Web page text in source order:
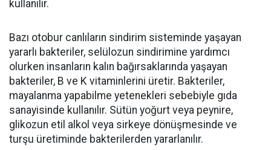
kullanılır.
Bazı otobur canlıların sindirim sisteminde yaşayan
yararlı bakteriler, selülozun sindirimine yardımcı
olurken insanların kalın bağırsaklarında yaşayan
bakteriler, B ve K vitaminlerini üretir. Bakteriler,
mayalanma yapabilme yetenekleri sebebiyle gıda
sanayisinde kullanılır. Sütün yoğurt veya peynire,
glikozun etil alkol veya sirkeye dönüşmesinde ve
turşu üretiminde bakterilerden yararlanılır.